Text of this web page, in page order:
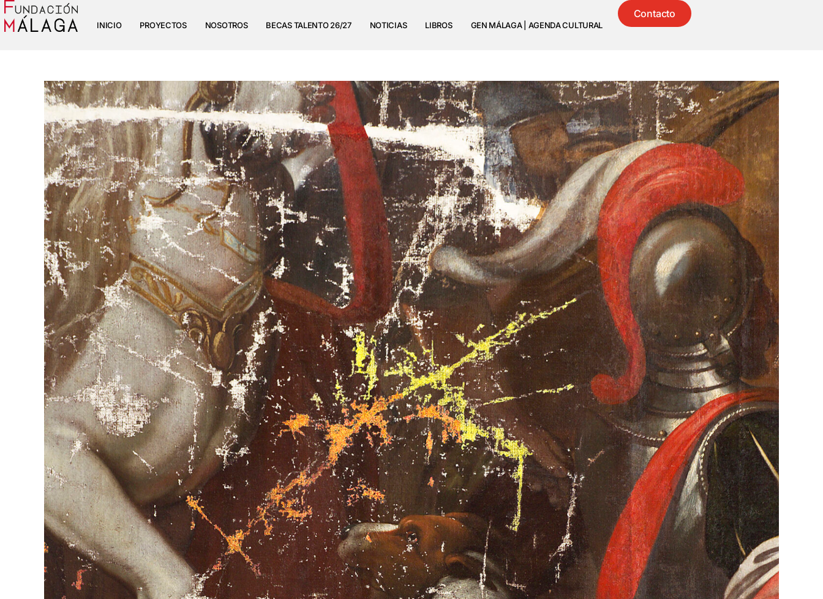
INICIO PROYECTOS NOSOTROS BECAS TALENTO 26/27 NOTICIAS LIBROS GEN MÁLAGA | AGENDA CULTURAL
Contacto